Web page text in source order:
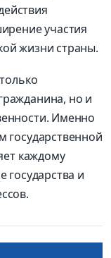
участия
жизни страны.
но и
Именно
государственной
каждому
государства и